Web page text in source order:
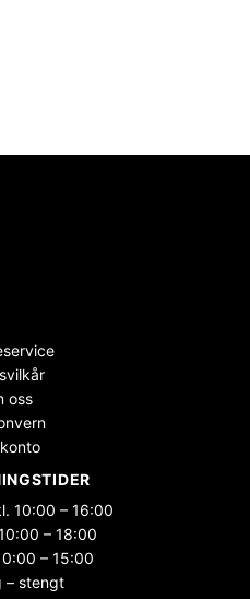
oss
10:00 – 16:00
– 18:00
– 15:00
– stengt